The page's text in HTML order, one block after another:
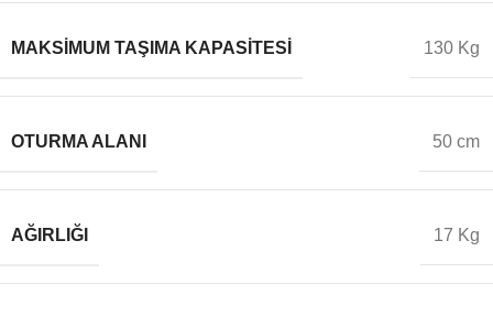
MAKSIMUM TAŞIMA KAPASITESI 130 Kg
OTURMA ALANI 50 cm
AĞIRLIĞI 17 Kg